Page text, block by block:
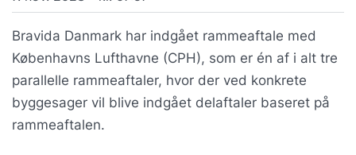
Bravida Danmark har indgået rammeaftale med
Københavns Lufthavne (CPH), som er én af i alt tre
parallelle rammeaftaler, hvor der ved konkrete
byggesager vil blive indgået delaftaler baseret på
rammeaftalen.